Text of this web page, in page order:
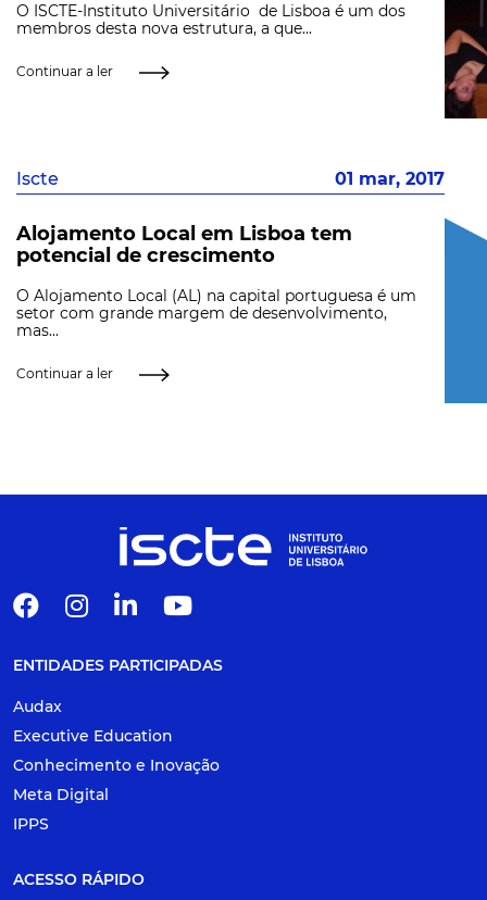
O ISCTE-Instituto Universitário de Lisboa é um dos
membros desta nova estrutura, a que...
Continuar a ler
Iscte 01 mar, 2017
Alojamento Local em Lisboa tem
potencial de crescimento
O Alojamento Local (AL) na capital portuguesa é um
setor com grande margem de desenvolvimento,
mas...
Continuar a ler
ENTIDADES PARTICIPADAS
Audax
Executive Education
Conhecimento e Inovação
Meta Digital
IPPS
ACESSO RÁPIDO